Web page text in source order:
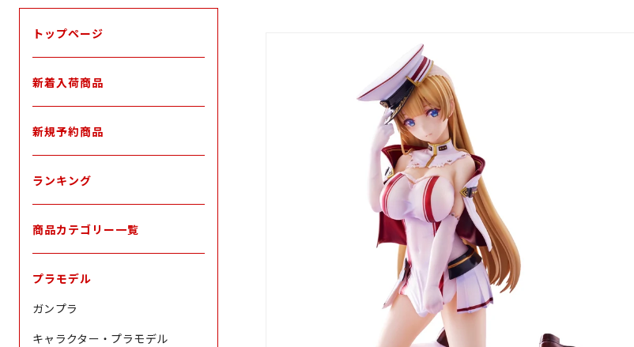
トップページ
新着入荷商品
新規予約商品
ランキング
商品カテゴリー一覧
プラモデル
ガンプラ
キャラクター・プラモデル